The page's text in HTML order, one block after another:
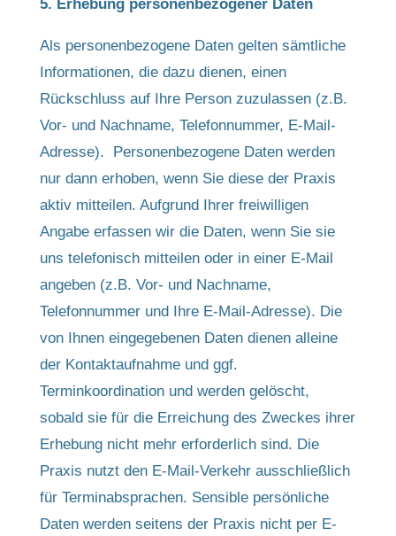
5. Erhebung personenbezogener Daten
Als personenbezogene Daten gelten sämtliche
Informationen, die dazu dienen, einen
Rückschluss auf Ihre Person zuzulassen (z.B.
Vor- und Nachname, Telefonnummer, E-Mail-
Adresse). Personenbezogene Daten werden
nur dann erhoben, wenn Sie diese der Praxis
aktiv mitteilen. Aufgrund Ihrer freiwilligen
Angabe erfassen wir die Daten, wenn Sie sie
uns telefonisch mitteilen oder in einer E-Mail
angeben (z.B. Vor- und Nachname,
Telefonnummer und Ihre E-Mail-Adresse). Die
von Ihnen eingegebenen Daten dienen alleine
der Kontaktaufnahme und ggf.
Terminkoordination und werden gelöscht,
sobald sie für die Erreichung des Zweckes ihrer
Erhebung nicht mehr erforderlich sind. Die
Praxis nutzt den E-Mail-Verkehr ausschließlich
für Terminabsprachen. Sensible persönliche
Daten werden seitens der Praxis nicht per E-